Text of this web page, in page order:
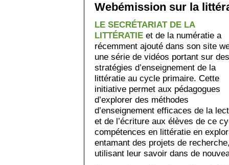
Webémission sur la
LE SECRÉTARIAT DE LA
LITTÉRATIE et de la numératie a
récemment ajouté dans son site
une série de vidéos portant sur des
stratégies d’enseignement de la
littératie au cycle primaire. Cette
initiative permet aux pédagogues
d’explorer des méthodes
d’enseignement efficaces de la
et de l’écriture aux élèves de ce
compétences en littératie en
entamant des projets de
utilisant leur savoir dans de